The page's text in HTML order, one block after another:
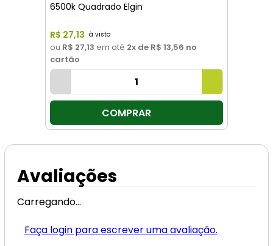
6500k Quadrado Elgin
R$ 27,13
ou R$ 27,13 em até 2x de R$ 13,56 no
cartão
COMPRAR
Avaliações
Carregando…
Faça login para escrever uma avaliação.